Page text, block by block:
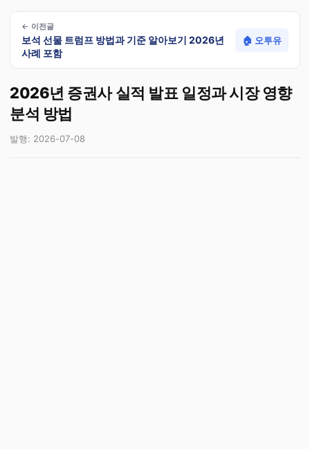
← 이전글
보석 선물 트럼프 방법과 기준 알아보기 2026년
사례 포함
🏠 오투유
2026년 증권사 실적 발표 일정과 시장 영향
분석 방법
발행: 2026-07-08